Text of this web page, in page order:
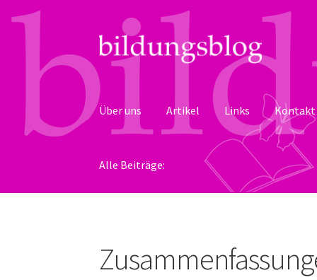
Zur
Navigation
springen
Zum
Inhalt
springen
Über uns Artikel Links Kontakt
Alle Beiträge: